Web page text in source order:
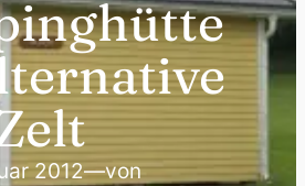
2012—von